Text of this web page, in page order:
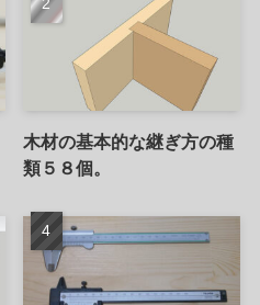
木材の基本的な継ぎ方の種
類５８個。